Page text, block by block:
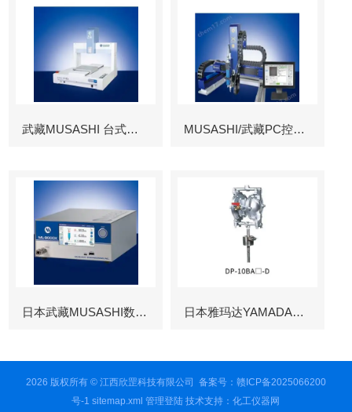
武藏MUSASHI 台式涂布机械臂 MUSASHI/武藏PC控制图像识别机械臂
日本武藏MUSASHI数字控制点胶机 日本雅玛达YAMADA往复泵
2026 版权所有 © 江西欣罡科技有限公司 备案号：赣ICP备2025066200
号-1 sitemap.xml 管理登陆 技术支持：化工仪器网